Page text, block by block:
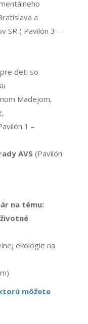
a
SR ( Pavilón 3 –
deti so
Madejom,
1 –
AVS (Pavilón
na tému:
životné
ekológie na
môžete